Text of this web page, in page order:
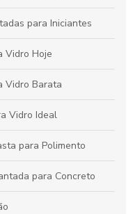
para Iniciantes
Vidro Hoje
Vidro Barata
Vidro Ideal
para Polimento
para Concreto